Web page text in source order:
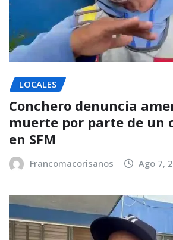
LOCALES
Conchero denuncia
muerte por parte de un
en SFM
Francomacorisanos Ago 7,